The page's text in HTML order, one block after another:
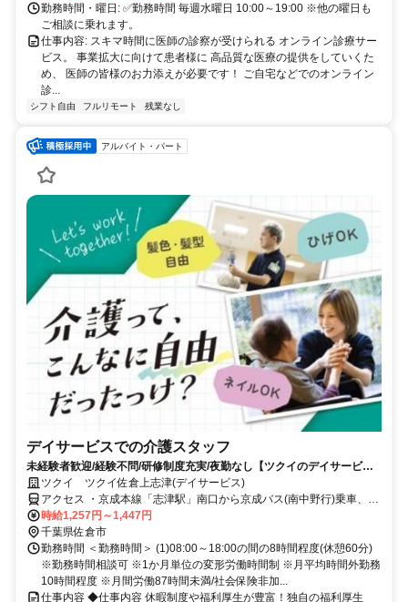
勤務時間・曜日: ✅勤務時間 毎週水曜日 10:00～19:00 ※他の曜日も
ご相談に乗れます。
仕事内容: スキマ時間に医師の診察が受けられる オンライン診療サー
ビス。 事業拡大に向けて患者様に 高品質な医療の提供をしていくた
め、 医師の皆様のお力添えが必要です！ ご自宅などでのオンライン
診...
シフト自由 フルリモート 残業なし
アルバイト・パート
デイサービスでの介護スタッフ
未経験者歓迎/経験不問/研修制度充実/夜勤なし【ツクイのデイサービス/
介護スタッフ求人】
ツクイ ツクイ佐倉上志津(デイサービス)
アクセス ・京成本線「志津駅」南口から京成バス(南中野行)乗車、
「南中野」下車徒歩約5分
時給1,257円～1,447円
千葉県佐倉市
勤務時間 ＜勤務時間＞ (1)08:00～18:00の間の8時間程度(休憩60分)
※勤務時間相談可 ※1か月単位の変形労働時間制 ※月平均時間外勤務
10時間程度 ※月間労働87時間未満/社会保険非加...
仕事内容 ◆仕事内容 休暇制度や福利厚生が豊富！独自の福利厚生